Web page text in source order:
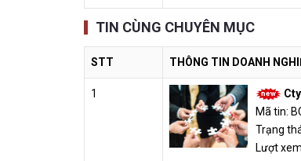
TIN CÙNG CHUYÊN MỤC
STT THÔNG TIN DOANH
1
Mã tin:
Trạng
Lượt